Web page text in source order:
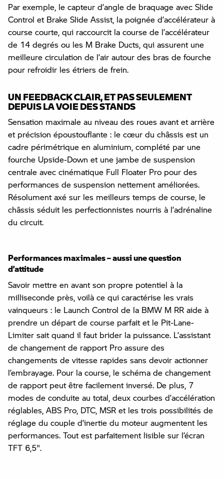
Par exemple, le capteur d’angle de braquage avec Slide
Control et Brake Slide Assist, la poignée d’accélérateur à
course courte, qui raccourcit la course de l’accélérateur
de 14 degrés ou les M Brake Ducts, qui assurent une
meilleure circulation de l’air autour des bras de fourche
pour refroidir les étriers de frein.
UN FEEDBACK CLAIR, ET PAS SEULEMENT
DEPUIS LA VOIE DES STANDS
Sensation maximale au niveau des roues avant et arrière
et précision époustouflante : le cœur du châssis est un
cadre périmétrique en aluminium, complété par une
fourche Upside-Down et une jambe de suspension
centrale avec cinématique Full Floater Pro pour des
performances de suspension nettement améliorées.
Résolument axé sur les meilleurs temps de course, le
châssis séduit les perfectionnistes nourris à l’adrénaline
du circuit.
Performances maximales – aussi une question
d’attitude
Savoir mettre en avant son propre potentiel à la
milliseconde près, voilà ce qui caractérise les vrais
vainqueurs : le Launch Control de la BMW M RR aide à
prendre un départ de course parfait et le Pit-Lane-
Limiter sait quand il faut brider la puissance. L’assistant
de changement de rapport Pro assure des
changements de vitesse rapides sans devoir actionner
l’embrayage. Pour la course, le schéma de changement
de rapport peut être facilement inversé. De plus, 7
modes de conduite au total, deux courbes d’accélération
réglables, ABS Pro, DTC, MSR et les trois possibilités de
réglage du couple d’inertie du moteur augmentent les
performances. Tout est parfaitement lisible sur l’écran
TFT 6,5".